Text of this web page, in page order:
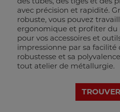
avec précision et rapidité.
robuste, vous pouvez
ergonomique et profiter
pour vos accessoires et
impressionne par sa facilité
robustesse et sa
tout atelier de métallurgie.